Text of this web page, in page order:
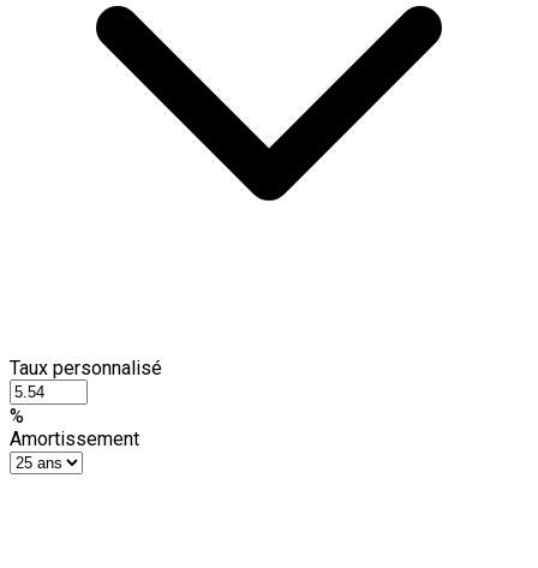
Taux personnalisé
%
Amortissement